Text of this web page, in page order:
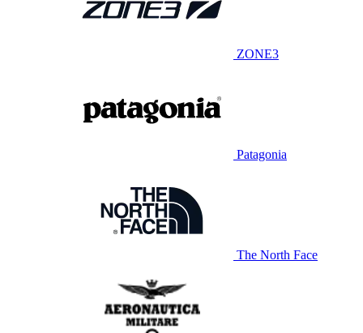
ZONE3
Patagonia
The North Face